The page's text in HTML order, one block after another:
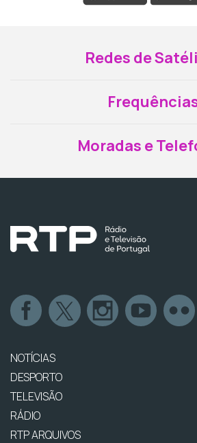
Redes de
Moradas e
NOTÍCIAS
DESPORTO
TELEVISÃO
RÁDIO
RTP ARQUIVOS